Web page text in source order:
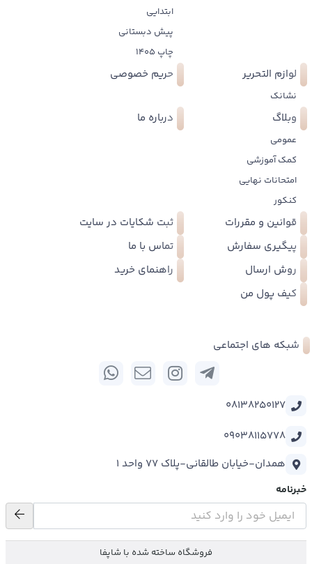
ابتدایی
پیش دبستانی
چاپ 1405
لوازم التحریر
نشانک
حریم خصوصی
وبلاگ
عمومی
کمک آموزشی
امتحانات نهایی
کنکور
درباره ما
قوانین و مقررات
ثبت شکایات در سایت
پیگیری سفارش
تماس با ما
روش ارسال
راهنمای خرید
کیف پول من
شبکه های اجتماعی
08138250127
09038115778
همدان-خیابان طالقانی-پلاک 77 واحد 1
خبرنامه
فروشگاه ساخته شده با شاپفا